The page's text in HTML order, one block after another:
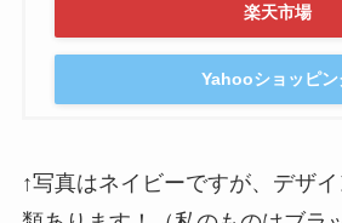
楽天市場
Yahooショッピン
↑写真はネイビーですが、デザ